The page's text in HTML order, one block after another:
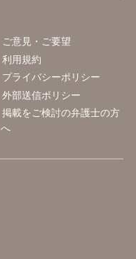
ご意見・ご要望
利用規約
プライバシーポリシー
外部送信ポリシー
掲載をご検討の弁護士の方
へ